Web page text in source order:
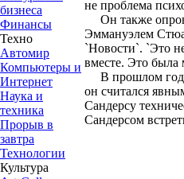
бизнеса
Финансы
Техно
Автомир
Компьютеры и
Интернет
Наука и
техника
Прорыв в
завтра
Технологии
Культура
не проблема
Он также
Эммануэлем
`Новости`. `Это
вместе. Это была
В прошлом
он считался
Сандерсу
Сандерсом